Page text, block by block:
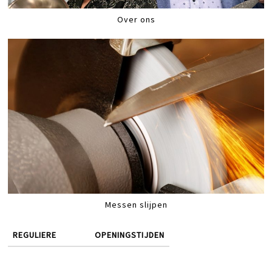
Over ons
Messen slijpen
REGULIERE OPENINGSTIJDEN